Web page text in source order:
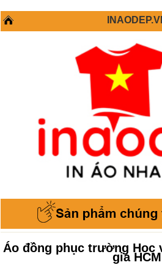
Áo đồng phục trường Học
gia HCM